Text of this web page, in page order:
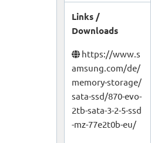
Links /
Downloads
https://www.s
amsung.com/de/
memory-storage/
sata-ssd/870-evo-
2tb-sata-3-2-5-ssd
-mz-77e2t0b-eu/